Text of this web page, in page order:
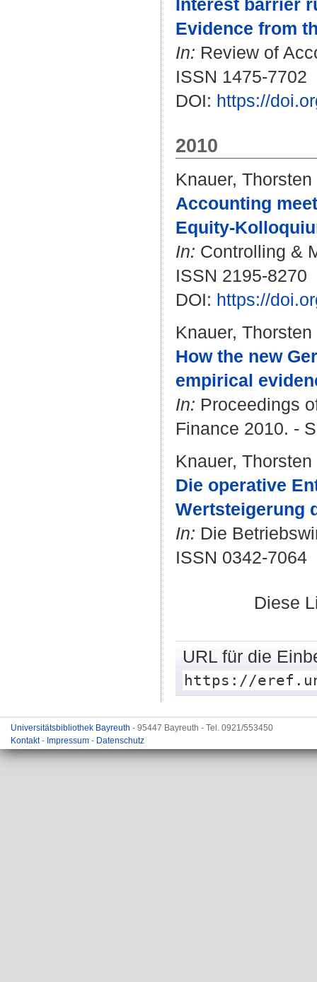
Interest barrier
Evidence from
In: Review of
ISSN 1475-7702
DOI: https://
2010
Knauer, Thorsten
Accounting
Equity-
In: Controlling &
ISSN 2195-8270
DOI: https://
Knauer, Thorsten
How the new
empirical
In: Proceedings
Finance 2010. -
Knauer, Thorsten
Die operative
Wertsteigerung
In: Die
ISSN 0342-7064
Diese
URL für die
https://
Universitätsbibliothek Bayreuth - 95447 Bayreuth - Tel. 0921/553450
Kontakt- Impressum - Datenschutz